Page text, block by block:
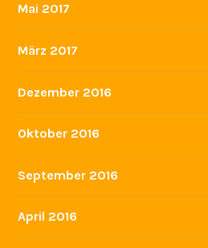
Mai 2017
März 2017
Dezember 2016
Oktober 2016
September 2016
April 2016